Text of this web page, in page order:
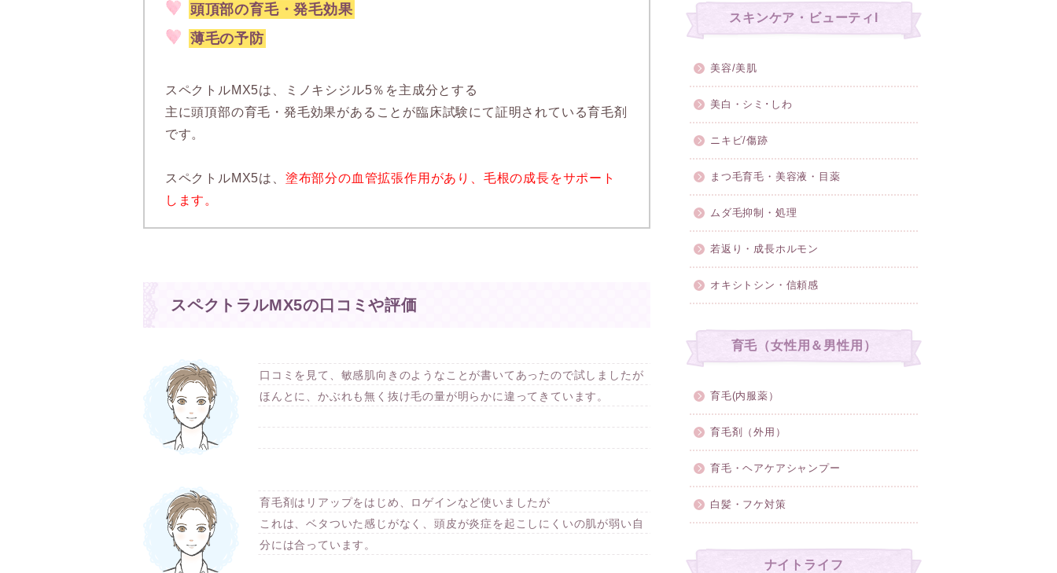
頭頂部の育毛・発毛効果
薄毛の予防
スペクトルMX5は、ミノキシジル5％を主成分とする
主に頭頂部の育毛・発毛効果があることが臨床試験にて証明されている育毛剤
です。
スペクトルMX5は、 塗布部分の血管拡張作用があり、毛根の成長をサポート
します。
スペクトラルMX5の口コミや評価
口コミを見て、敏感肌向きのようなことが書いてあったので試しましたが
ほんとに、かぶれも無く抜け毛の量が明らかに違ってきています。
育毛剤はリアップをはじめ、ロゲインなど使いましたが
これは、ベタついた感じがなく、頭皮が炎症を起こしにくいの肌が弱い自
分には合っています。
スキンケア・ビューティl
美容/美肌
美白・シミ･しわ
ニキビ/傷跡
まつ毛育毛・美容液・目薬
ムダ毛抑制・処理
若返り・成長ホルモン
オキシトシン・信頼感
育毛（女性用＆男性用）
育毛(内服薬）
育毛剤（外用）
育毛・ヘアケアシャンプー
白髪・フケ対策
ナイトライフ